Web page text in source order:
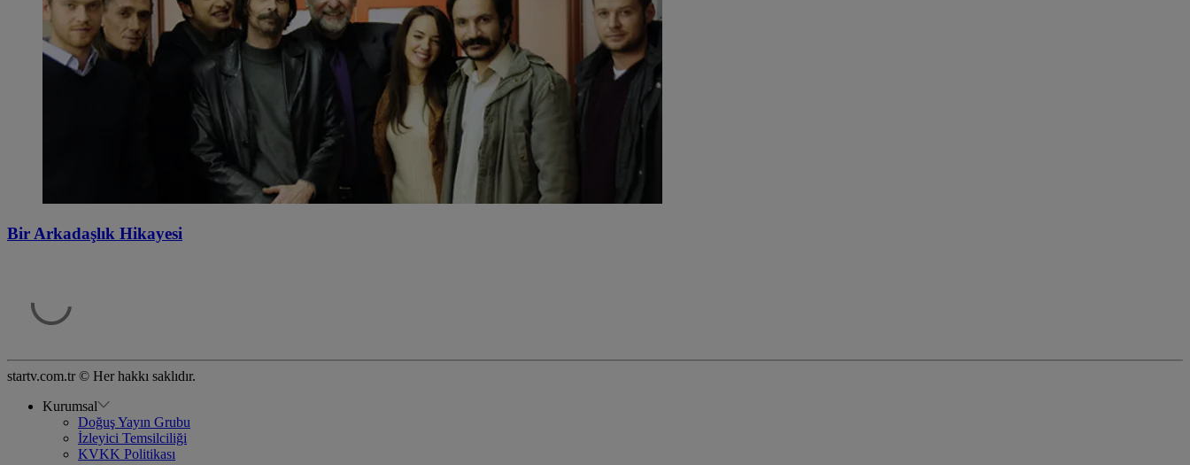
Bir Arkadaşlık Hikayesi
startv.com.tr © Her hakkı saklıdır.
Kurumsal
Doğuş Yayın Grubu
İzleyici Temsilciliği
KVKK Politikası